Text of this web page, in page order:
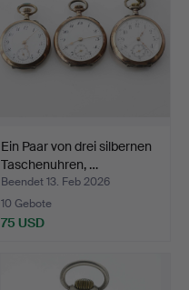
Ein Paar von drei silbernen
Taschenuhren, …
Beendet 13. Feb 2026
10 Gebote
75 USD